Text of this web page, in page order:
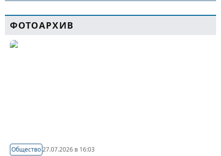
ФОТОАРХИВ
Общество27.07.2026 в 16:03